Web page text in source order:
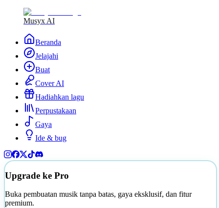
Musyx AI
Beranda
Jelajahi
Buat
Cover AI
Hadiahkan lagu
Perpustakaan
Gaya
Ide & bug
Upgrade ke Pro
Buka pembuatan musik tanpa batas, gaya eksklusif, dan fitur
premium.